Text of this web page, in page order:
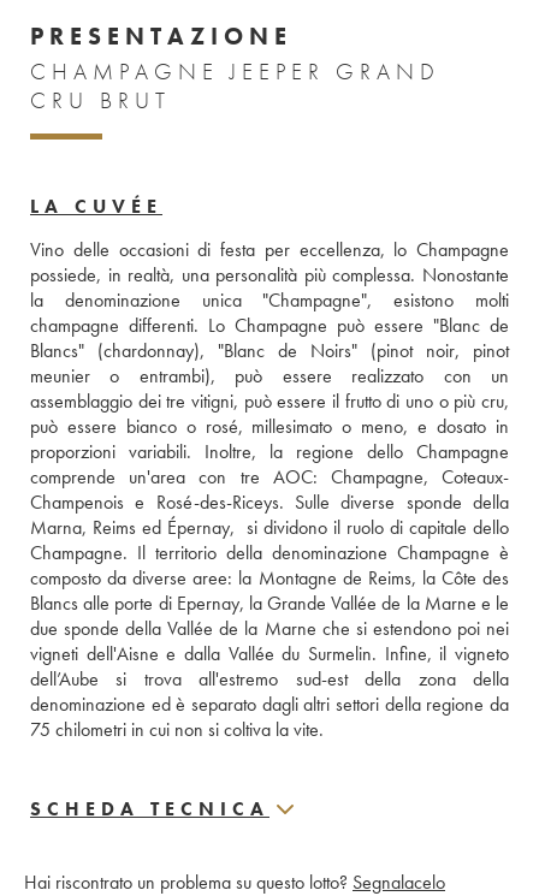
PRESENTAZIONE
CHAMPAGNE JEEPER GRAND
CRU BRUT
LA CUVÉE
Vino delle occasioni di festa per eccellenza, lo Champagne
possiede, in realtà, una personalità più complessa. Nonostante
la denominazione unica "Champagne", esistono molti
champagne differenti. Lo Champagne può essere "Blanc de
Blancs" (chardonnay), "Blanc de Noirs" (pinot noir, pinot
meunier o entrambi), può essere realizzato con un
assemblaggio dei tre vitigni, può essere il frutto di uno o più cru,
può essere bianco o rosé, millesimato o meno, e dosato in
proporzioni variabili. Inoltre, la regione dello Champagne
comprende un'area con tre AOC: Champagne, Coteaux-
Champenois e Rosé-des-Riceys. Sulle diverse sponde della
Marna, Reims ed Épernay,  si dividono il ruolo di capitale dello
Champagne. Il territorio della denominazione Champagne è
composto da diverse aree: la Montagne de Reims, la Côte des
Blancs alle porte di Epernay, la Grande Vallée de la Marne e le
due sponde della Vallée de la Marne che si estendono poi nei
vigneti dell'Aisne e dalla Vallée du Surmelin. Infine, il vigneto
dell’Aube si trova all'estremo sud-est della zona della
denominazione ed è separato dagli altri settori della regione da
75 chilometri in cui non si coltiva la vite.
SCHEDA TECNICA
Hai riscontrato un problema su questo lotto? Segnalacelo